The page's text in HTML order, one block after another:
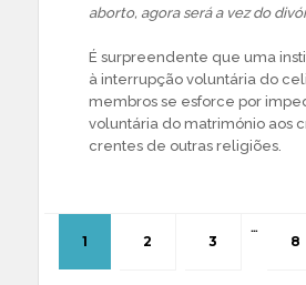
aborto, agora será a vez do
É surpreendente que uma
à interrupção voluntária do
membros se esforce por
voluntária do matrimónio aos
crentes de outras religiões.
1 2 3
…
8